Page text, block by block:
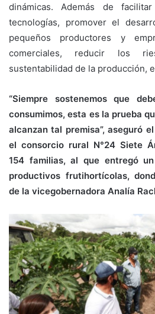
dinámicas. Además de
tecnologías, promover el
pequeños productores y
comerciales, reducir los
sustentabilidad de la producción,
“Siempre sostenemos que
consumimos, esta es la prueba
alcanzan tal premisa”, aseguró
el consorcio rural N°24 Siete
154 familias, al que entregó
productivos frutihortícolas,
de la vicegobernadora Analía